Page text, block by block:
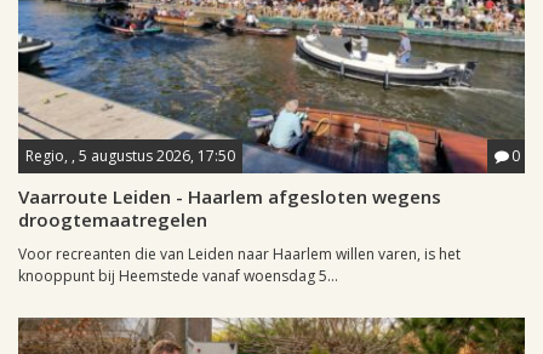
Regio, , 5 augustus 2026, 17:50 0
Vaarroute Leiden - Haarlem afgesloten wegens
droogtemaatregelen
Voor recreanten die van Leiden naar Haarlem willen varen, is het
knooppunt bij Heemstede vanaf woensdag 5...